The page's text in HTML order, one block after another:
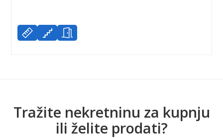
Tražite nekretninu za kupnju
ili želite prodati?